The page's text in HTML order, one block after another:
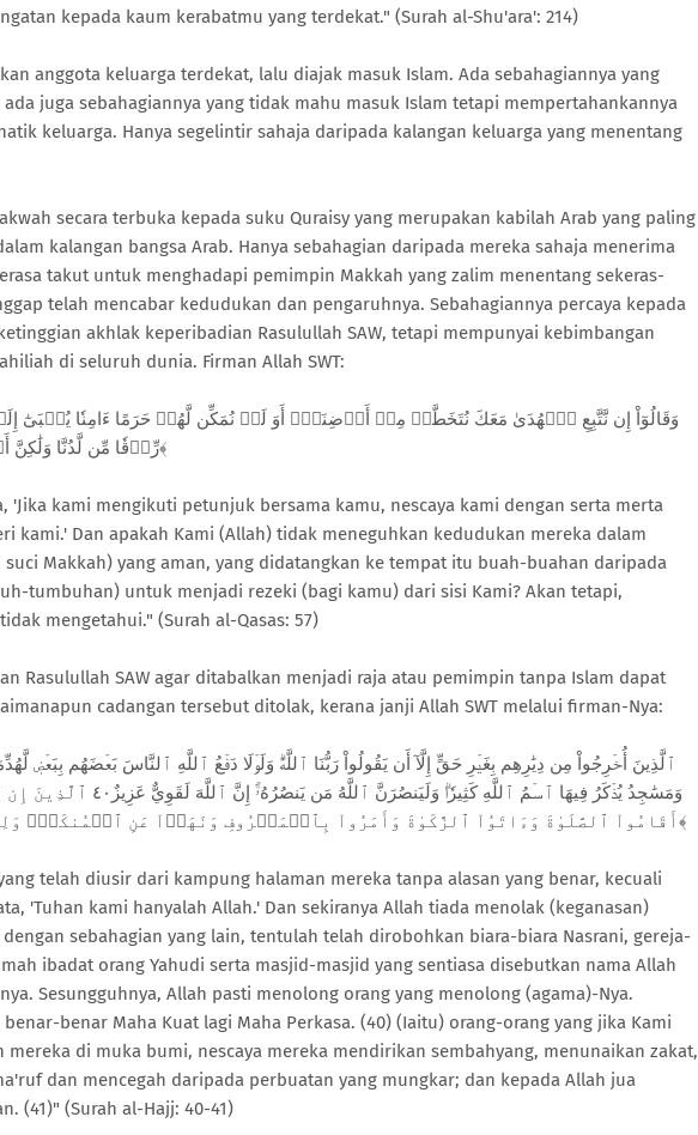
kepada kaum kerabatmu yang terdekat." (Surah al-Shu'ara': 214)
anggota keluarga terdekat, lalu diajak masuk Islam. Ada sebahagiannya yang
juga sebahagiannya yang tidak mahu masuk Islam tetapi mempertahankannya
keluarga. Hanya segelintir sahaja daripada kalangan keluarga yang menentang
secara terbuka kepada suku Quraisy yang merupakan kabilah Arab yang paling
kalangan bangsa Arab. Hanya sebahagian daripada mereka sahaja menerima
takut untuk menghadapi pemimpin Makkah yang zalim menentang sekeras-
telah mencabar kedudukan dan pengaruhnya. Sebahagiannya percaya kepada
akhlak keperibadian Rasulullah SAW, tetapi mempunyai kebimbangan
di seluruh dunia. Firman Allah SWT:
رِّزۡقٗا مِّن لَّدُنَّا وَلَٰكِنَّ أَكۡثَرَهُمۡ لَا يَعۡلَمُونَ٥٧﴾
'Jika kami mengikuti petunjuk bersama kamu, nescaya kami dengan serta merta
kami.' Dan apakah Kami (Allah) tidak meneguhkan kedudukan mereka dalam
suci Makkah) yang aman, yang didatangkan ke tempat itu buah-buahan daripada
tumbuhan) untuk menjadi rezeki (bagi kamu) dari sisi Kami? Akan tetapi,
mengetahui." (Surah al-Qasas: 57)
Rasulullah SAW agar ditabalkan menjadi raja atau pemimpin tanpa Islam dapat
cadangan tersebut ditolak, kerana janji Allah SWT melalui firman-Nya:
وَمَسَٰجِدُ يُذۡكَرُ فِيهَا ٱسۡمُ ٱللَّهِ كَثِيرٗاۗ
أَقَامُواْ ٱلصَّلَوٰةَ وَءَاتَوُاْ ٱلزَّكَوٰةَ وَأَمَرُواْ بِٱلۡمَعۡرُوفِ وَنَهَوۡاْ عَنِ ٱلۡمُنكَرِۗ وَلِلَّهِ عَٰقِبَةُ ٱلۡأُمُورِ٤١﴾
telah diusir dari kampung halaman mereka tanpa alasan yang benar, kecuali
'Tuhan kami hanyalah Allah.' Dan sekiranya Allah tiada menolak (keganasan)
sebahagian yang lain, tentulah telah dirobohkan biara-biara Nasrani, gereja-
ibadat orang Yahudi serta masjid-masjid yang sentiasa disebutkan nama Allah
Sesungguhnya, Allah pasti menolong orang yang menolong (agama)-Nya.
benar Maha Kuat lagi Maha Perkasa. (40) (Iaitu) orang-orang yang jika Kami
di muka bumi, nescaya mereka mendirikan sembahyang, menunaikan zakat,
dan mencegah daripada perbuatan yang mungkar; dan kepada Allah jua
(41)" (Surah al-Hajj: 40-41)